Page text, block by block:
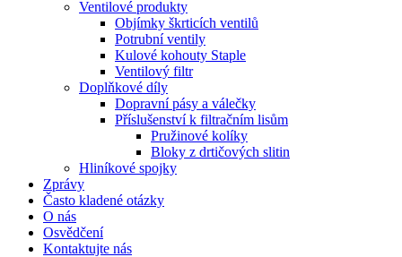
Ventilové produkty
Objímky škrticích ventilů
Potrubní ventily
Kulové kohouty Staple
Ventilový filtr
Doplňkové díly
Dopravní pásy a válečky
Příslušenství k filtračním lisům
Pružinové kolíky
Bloky z drtičových slitin
Hliníkové spojky
Zprávy
Často kladené otázky
O nás
Osvědčení
Kontaktujte nás